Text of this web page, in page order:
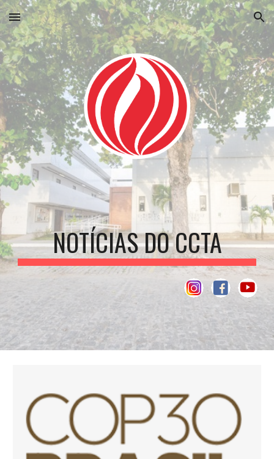
Skip to main content Skip to navigation
NOTÍCIAS DO CCTA